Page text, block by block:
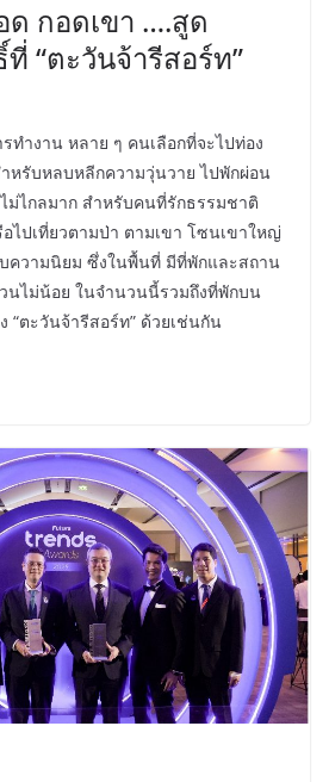
ด กอดเขา ….สูด
“ตะวันจ้ารีสอร์ท”
ทำงาน หลาย ๆ คนเลือกที่จะไปท่อง
หรับหลบหลีกความวุ่นวาย ไปพักผ่อน
ม่ไกลมาก สำหรับคนที่รักธรรมชาติ
อไปเที่ยวตามป่า ตามเขา โซนเขาใหญ่
ความนิยม ซึ่งในพื้นที่ มีที่พักและสถาน
นไม่น้อย ในจำนวนนี้รวมถึงที่พักบน
“ตะวันจ้ารีสอร์ท” ด้วยเช่นกัน